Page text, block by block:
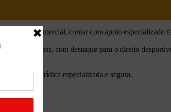
comercial, contar com apoio especializado
diversas áreas, com destaque para o direito
orientação jurídica especializada e segura.